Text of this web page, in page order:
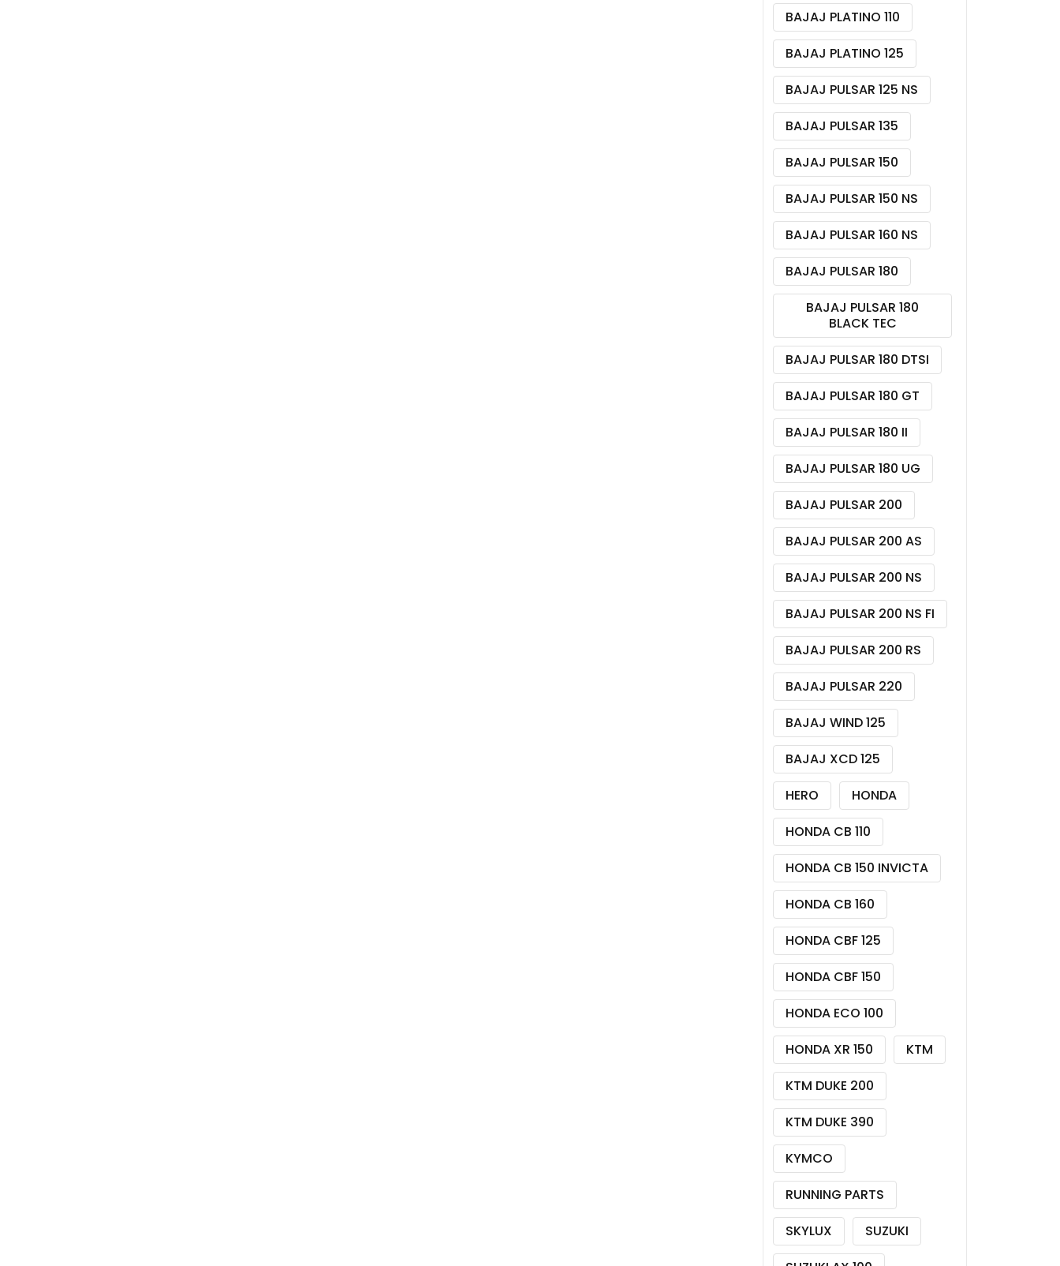
BAJAJ PLATINO 110
BAJAJ PLATINO 125
BAJAJ PULSAR 125 NS
BAJAJ PULSAR 135
BAJAJ PULSAR 150
BAJAJ PULSAR 150 NS
BAJAJ PULSAR 160 NS
BAJAJ PULSAR 180
BAJAJ PULSAR 180
BLACK TEC
BAJAJ PULSAR 180 DTSI
BAJAJ PULSAR 180 GT
BAJAJ PULSAR 180 II
BAJAJ PULSAR 180 UG
BAJAJ PULSAR 200
BAJAJ PULSAR 200 AS
BAJAJ PULSAR 200 NS
BAJAJ PULSAR 200 NS FI
BAJAJ PULSAR 200 RS
BAJAJ PULSAR 220
BAJAJ WIND 125
BAJAJ XCD 125
HERO
HONDA
HONDA CB 110
HONDA CB 150 INVICTA
HONDA CB 160
HONDA CBF 125
HONDA CBF 150
HONDA ECO 100
HONDA XR 150
KTM
KTM DUKE 200
KTM DUKE 390
KYMCO
RUNNING PARTS
SKYLUX
SUZUKI